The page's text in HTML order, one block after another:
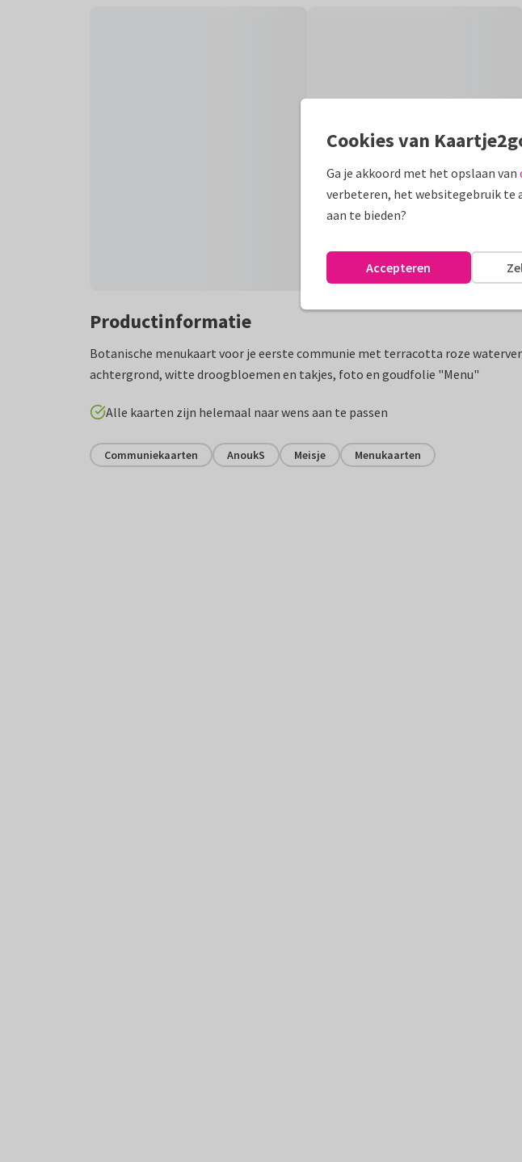
Productinformatie
Botanische menukaart voor je eerste communie met terracotta roze
achtergrond, witte droogbloemen en takjes, foto en goudfolie "Menu"
Alle kaarten zijn helemaal naar wens aan te passen
Communiekaarten AnoukS Meisje Menukaarten
Cookies van
Ga je akkoord met het opslaan van
verbeteren, het websitegebruik te
aan te bieden?
Accepteren